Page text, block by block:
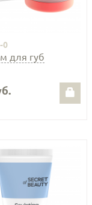
0
для губ